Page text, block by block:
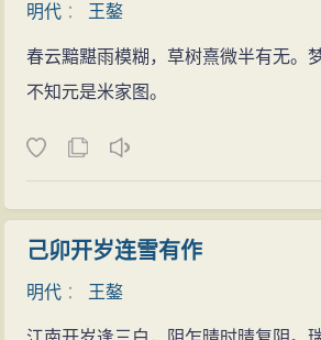
师其意，不师其词，此最为文之妙诀
安石的文章，认为韩文“变化不可端倪
李翱与张籍得其正，而李翱又兼得其态
学，需要精思，需要领悟。朱彝尊说
有力作。但王鏊写得最好的是七言近
一组集中写武宗荒淫逸游的《十三绝
含讽刺 ，十分难得，朱彝尊极为欣赏
体。”王鏊“时文工而古文亦工”，为一
月，重修《姑苏志》成。
匡补时局
正德元年（1506年）四月，王鏊被
成。不久，刘瑾入司礼监，大学士刘
去，内阁只有李东阳一人。刘瑾想引
只推荐王鏊。刘瑾迫于公论，命王鏊
明代 ： 王鏊
春云黯黮雨模糊，草树熹微半有无。
不知元是米家图。
己卯开岁连雪有作
明代 ： 王鏊